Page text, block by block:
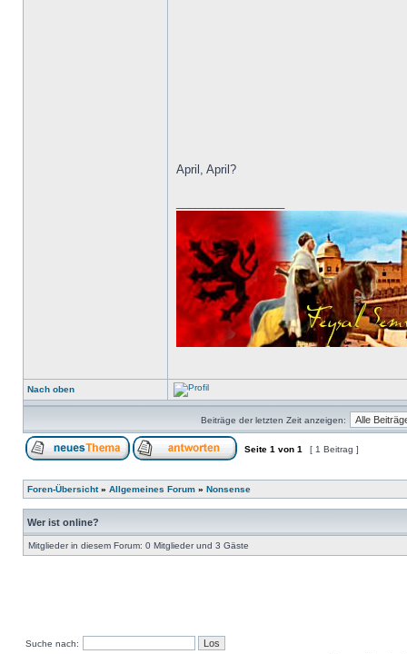
April, April?
Nach oben
Beiträge der letzten Zeit anzeigen:
Seite 1 von 1 [ 1 Beitrag ]
Foren-Übersicht» Allgemeines Forum » Nonsense
Wer ist online?
Mitglieder in diesem Forum: 0 Mitglieder und 3 Gäste
Suche nach: